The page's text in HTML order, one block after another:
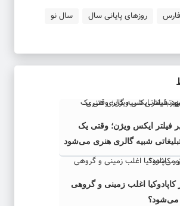
روزهای پایانی سال
سال نو
فیلتر ایکس ویژن؛ وقتی یک
شبیه گالری هنری می‌شود
کاپادوکیا اغلب زمینی و گروهی
می‌شود؟